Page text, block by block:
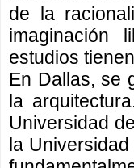
de la
imaginación
estudios
En Dallas, se
la
Universidad
la